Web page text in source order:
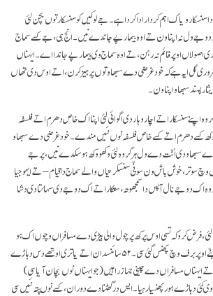
ویاک اہم کردار ادا کردا ہے۔ جے لوکیں کوسنسکار توں بچن لئی
دوجے ول نہ اپناون تےاوہ بیمار پے جاندے نیں۔ انج ہی، جے کسے سماج
اوپر قائم نہ رہن، تےاوہ سماج وی بیمار پےجاندا اے۔ ایہناں
گل ایہ ہے کہ خود غرضی دے سبھاو توں پرہیز کرن، اتے اوس دی تھاں
پسند سبھاو اپناون۔
سنسکار اتے اچار وہار دی اگوائی لئی اپنا اک خاص دھرم اتے فلسفہ
کسےدھرم اتے کسےخاص فلسفہ نوں نئیں مندے۔ خود غرضی دے سبھاو
سبھاو دی اُنّت دے ول ہر گروہ لئی وکھو وکھ ہوسکدے نیں، پر جے
خوش باش ون سونّی سنسکرتیاں والے سماج دا قیام – تےایہو جیا
دوجے نال آپس دا سمجھوتہ، ستکار اتےاک دوجے دی سہائتا دی دشا
فرض کرو کہ تسی اوس پرکھ پرچول والی بیڑی دے مسافراں وچوں اک ہو
جو دسمبر ۲۰۱۳ وچ انتارکتکا دے بنّے اوپر برف وچ پھنس گئی سی۔ ۵۲ سائنسدان اتےیاتری اوتھے دس دہاڑے
تے ایہناں مسافراں دے چینی جہاز راہیں (جو ایہناں نوں بچان آیا سی)
کئی دہاڑے ہور پھنسیا رہیا۔ایس درگھٹنا دے دوران، کسے نوںپتہ نئیں سی